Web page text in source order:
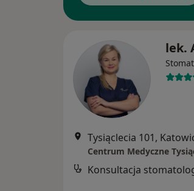
lek.
Tysiąclecia 101,
Centrum Medyczne
Konsultacja